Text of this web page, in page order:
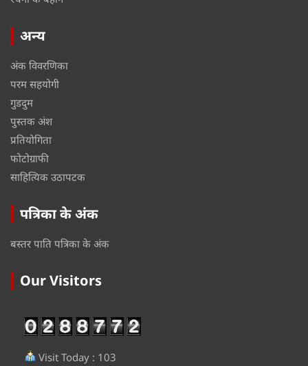
अन्य
अंक विवरणिका
परम सहयोगी
गुडदुम
पुस्तक अंश
प्रतियोगिता
फोटोग्राफी
साहित्यिक उठापटक
पत्रिका के अंक
बस्तर पाति पत्रिका के अंक
Our Visitors
Visit Today : 103